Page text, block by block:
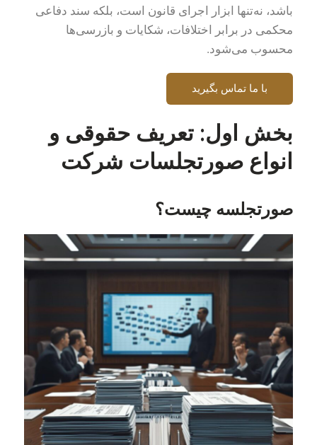
باشد، نه‌تنها ابزار اجرای قانون است، بلکه سند دفاعی
محکمی در برابر اختلافات، شکایات و بازرسی‌ها
محسوب می‌شود.
با ما تماس بگیرید
بخش اول: تعریف حقوقی و
انواع صورتجلسات شرکت
صورتجلسه چیست؟